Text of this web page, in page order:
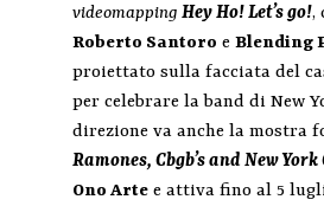
videomapping Hey Ho! Let’s go!,
Roberto Santoro e Blending
proiettato sulla facciata del
per celebrare la band di New
direzione va anche la mostra
Ramones, Cbgb’s and New
Ono Artee attiva fino al 5